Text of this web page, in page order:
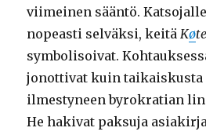
viimeinen sääntö.
nopeasti selväksi, keitäKø
symbolisoivat.
jonottivat kuin taikaiskusta
ilmestyneen byrokratian
He hakivat paksuja